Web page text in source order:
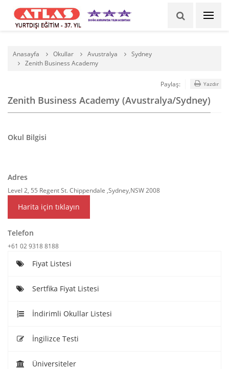
YURTDIŞI EĞİTİM - 37. YIL
Anasayfa Okullar Avustralya
Sydney
Zenith Business Academy
Zenith Business Academy (Avustralya/Sydney)
Paylaş: Yazdır
Okul Bilgisi
Adres
Level 2, 55 Regent St. Chippendale ,Sydney,NSW 2008
Harita için tıklayın
Telefon
+61 02 9318 8188
Fiyat Listesi
Sertfika Fiyat Listesi
İndirimli Okullar Listesi
İngilizce Testi
Üniversiteler